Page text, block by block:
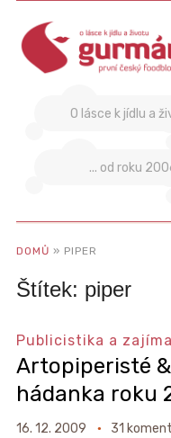
O lásce k jídlu a
... od roku
DOMŮ » PIPER
Štítek: piper
Publicistika a
Artopiperisté
hádanka roku
16. 12. 2009 31